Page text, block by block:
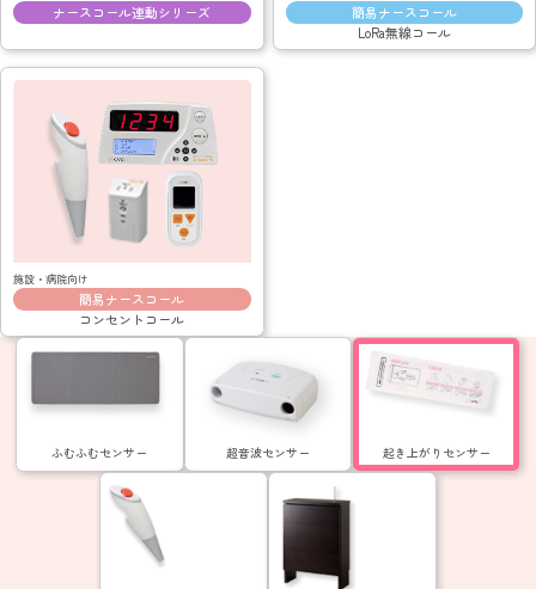
ナースコール連動シリーズ
簡易ナースコール
LoRa無線コール
施設・病院向け
簡易ナースコール
コンセントコール
ふむふむセンサー 超音波センサー 起き上がりセンサー